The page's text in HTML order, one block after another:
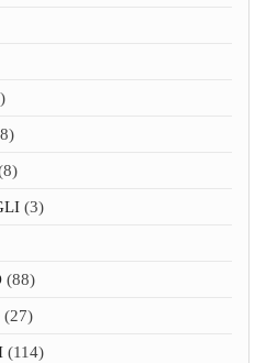
(3)
(88)
(27)
(114)